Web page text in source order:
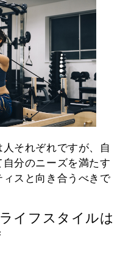
それぞれですが、自
分のニーズを満たす
スと向き合うべきで
イフスタイルは